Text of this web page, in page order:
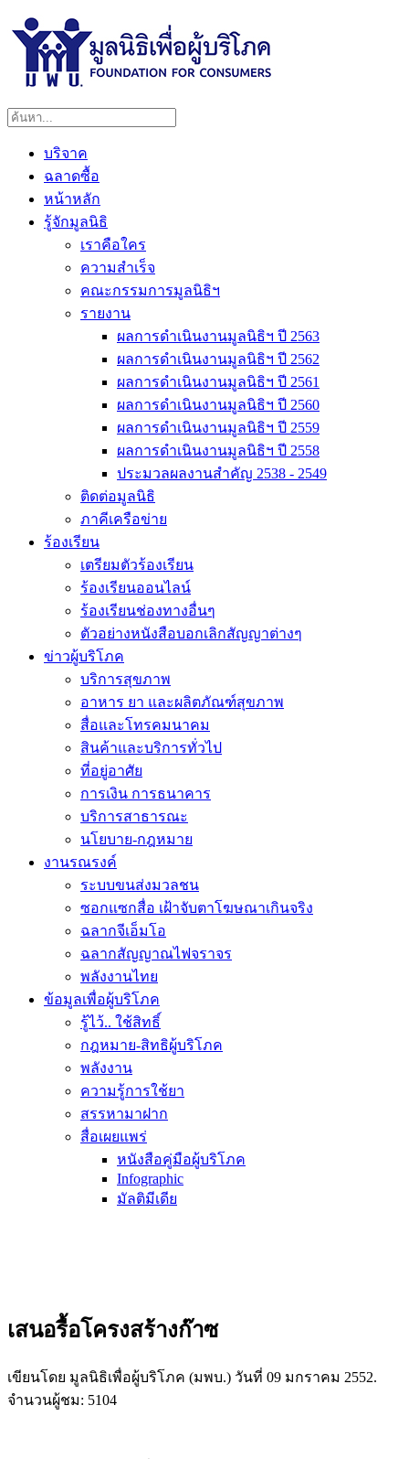
บริจาค
ฉลาดซื้อ
หน้าหลัก
รู้จักมูลนิธิ
เราคือใคร
ความสำเร็จ
คณะกรรมการมูลนิธิฯ
รายงาน
ผลการดำเนินงานมูลนิธิฯ ปี 2563
ผลการดำเนินงานมูลนิธิฯ ปี 2562
ผลการดำเนินงานมูลนิธิฯ ปี 2561
ผลการดำเนินงานมูลนิธิฯ ปี 2560
ผลการดำเนินงานมูลนิธิฯ ปี 2559
ผลการดำเนินงานมูลนิธิฯ ปี 2558
ประมวลผลงานสำคัญ 2538 - 2549
ติดต่อมูลนิธิ
ภาคีเครือข่าย
ร้องเรียน
เตรียมตัวร้องเรียน
ร้องเรียนออนไลน์
ร้องเรียนช่องทางอื่นๆ
ตัวอย่างหนังสือบอกเลิกสัญญาต่างๆ
ข่าวผู้บริโภค
บริการสุขภาพ
อาหาร ยา และผลิตภัณฑ์สุขภาพ
สื่อและโทรคมนาคม
สินค้าและบริการทั่วไป
ที่อยู่อาศัย
การเงิน การธนาคาร
บริการสาธารณะ
นโยบาย-กฎหมาย
งานรณรงค์
ระบบขนส่งมวลชน
ซอกแซกสื่อ เฝ้าจับตาโฆษณาเกินจริง
ฉลากจีเอ็มโอ
ฉลากสัญญาณไฟจราจร
พลังงานไทย
ข้อมูลเพื่อผู้บริโภค
รู้ไว้.. ใช้สิทธิ์
กฎหมาย-สิทธิผู้บริโภค
พลังงาน
ความรู้การใช้ยา
สรรหามาฝาก
สื่อเผยแพร่
หนังสือคู่มือผู้บริโภค
Infographic
มัลติมีเดีย
เสนอรื้อโครงสร้างก๊าซ
เขียนโดย มูลนิธิเพื่อผู้บริโภค (มพบ.) วันที่ 09 มกราคม 2552.
จำนวนผู้ชม: 5104